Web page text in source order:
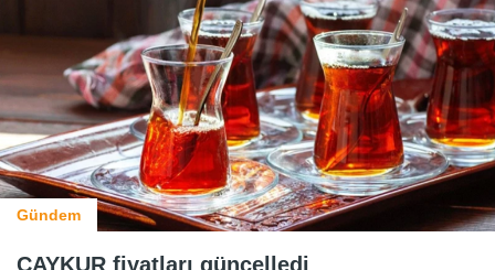
Gündem
ÇAYKUR fiyatları güncelledi